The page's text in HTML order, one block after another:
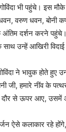
भी पहुंचे। इस
धवन, वरुण धवन,
दर्शन करने
उन्हें आखिरी विदाई
ने भावुक होते हुए
जी, हमारे नींव के
दौर से ऊपर आए, उसमें
कलाकार रहे होंगे,